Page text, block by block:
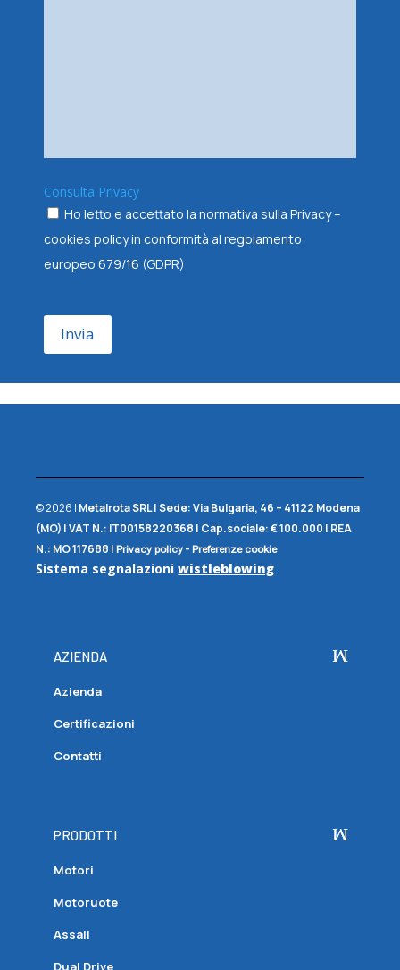
Consulta Privacy
Ho letto e accettato la normativa sulla Privacy –
cookies policy in conformità al regolamento
europeo 679/16 (GDPR)
Invia
© 2026 | Metalrota SRL|Sede:Via Bulgaria, 46 – 41122 Modena
(MO) |VAT N.: IT00158220368 | Cap.sociale:€ 100.000 | REA
N.: MO 117688 |Privacy policy -Preferenze cookie
Sistema segnalazioniwistleblowing
AZIENDA
Azienda
Certificazioni
Contatti
PRODOTTI
Motori
Motoruote
Assali
Dual Drive